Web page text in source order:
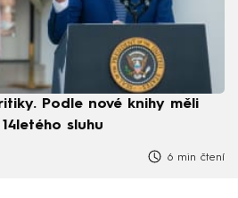
Podle nové knihy měli
sluhu
6 min čtení